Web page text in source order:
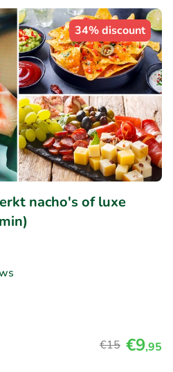
34% discount
nacho's of luxe
€15 €9,95